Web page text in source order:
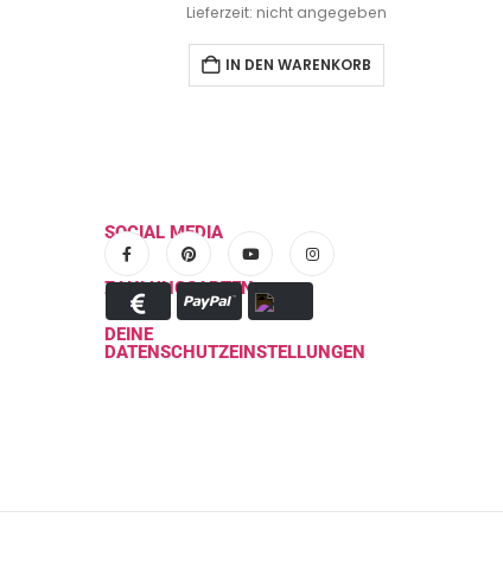
Lieferzeit: nicht angegeben
IN DEN WARENKORB
SOCIAL MEDIA
ZAHLUNGSARTEN
DEINE
DATENSCHUTZEINSTELLUNGEN